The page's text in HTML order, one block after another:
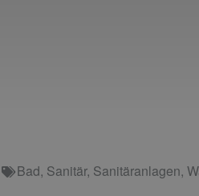
Bad, Sanitär, Sanitäranlagen,